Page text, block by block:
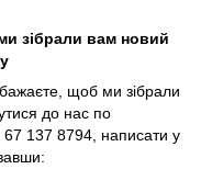
зібрали вам новий
щоб ми зібрали
до нас по
137 8794, написати у